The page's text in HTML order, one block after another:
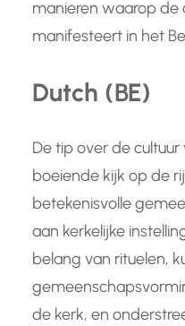
manieren waarop de
manifesteert in het
Dutch (BE)
De tip over de
boeiende kijk op de
betekenisvolle
aan kerkelijke
belang van rituelen,
de kerk, en